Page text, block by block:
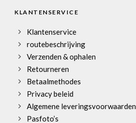
KLANTENSERVICE
Klantenservice
routebeschrijving
Verzenden & ophalen
Retourneren
Betaalmethodes
Privacy beleid
Algemene leveringsvoorwaarden
Pasfoto’s